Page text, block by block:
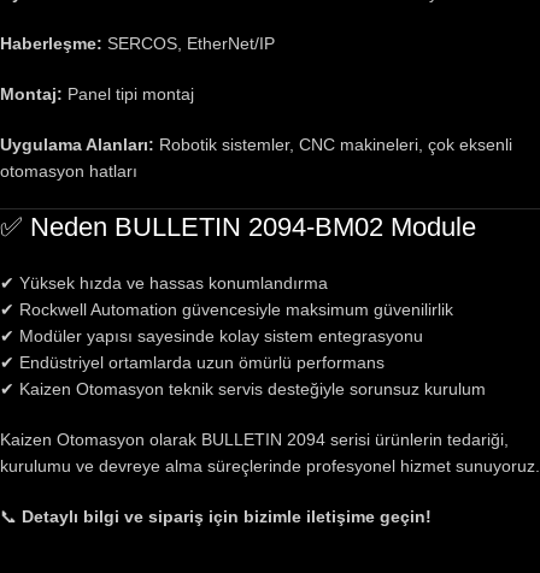
Haberleşme: SERCOS, EtherNet/IP
Montaj: Panel tipi montaj
Uygulama Alanları: Robotik sistemler, CNC makineleri, çok eksenli
otomasyon hatları
✅ Neden BULLETIN 2094-BM02 Module
✔ Yüksek hızda ve hassas konumlandırma
✔ Rockwell Automation güvencesiyle maksimum güvenilirlik
✔ Modüler yapısı sayesinde kolay sistem entegrasyonu
✔ Endüstriyel ortamlarda uzun ömürlü performans
✔ Kaizen Otomasyon teknik servis desteğiyle sorunsuz kurulum
Kaizen Otomasyon olarak BULLETIN 2094 serisi ürünlerin tedariği,
kurulumu ve devreye alma süreçlerinde profesyonel hizmet sunuyoruz.
📞 Detaylı bilgi ve sipariş için bizimle iletişime geçin!